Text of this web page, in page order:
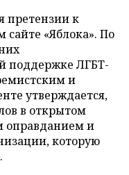
претензии к
«Яблока». По
поддержке ЛГБТ-
и
утверждается,
в открытом
оправданием и
которую